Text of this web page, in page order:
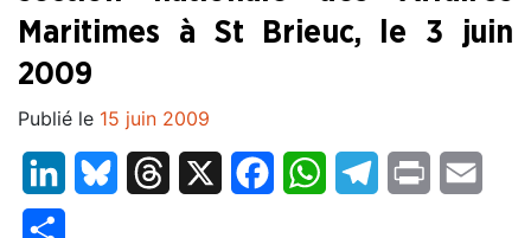
Maritimes à St Brieuc, le 3 juin
2009
Publié le 15 juin 2009
LinkedInBluesky Threads FacebookWhatsAppTelegram
Print